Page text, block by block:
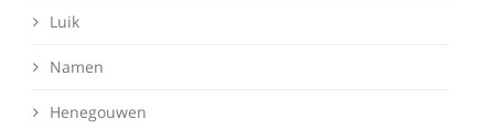
Luik
Namen
Henegouwen